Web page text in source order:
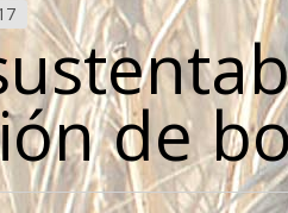
de